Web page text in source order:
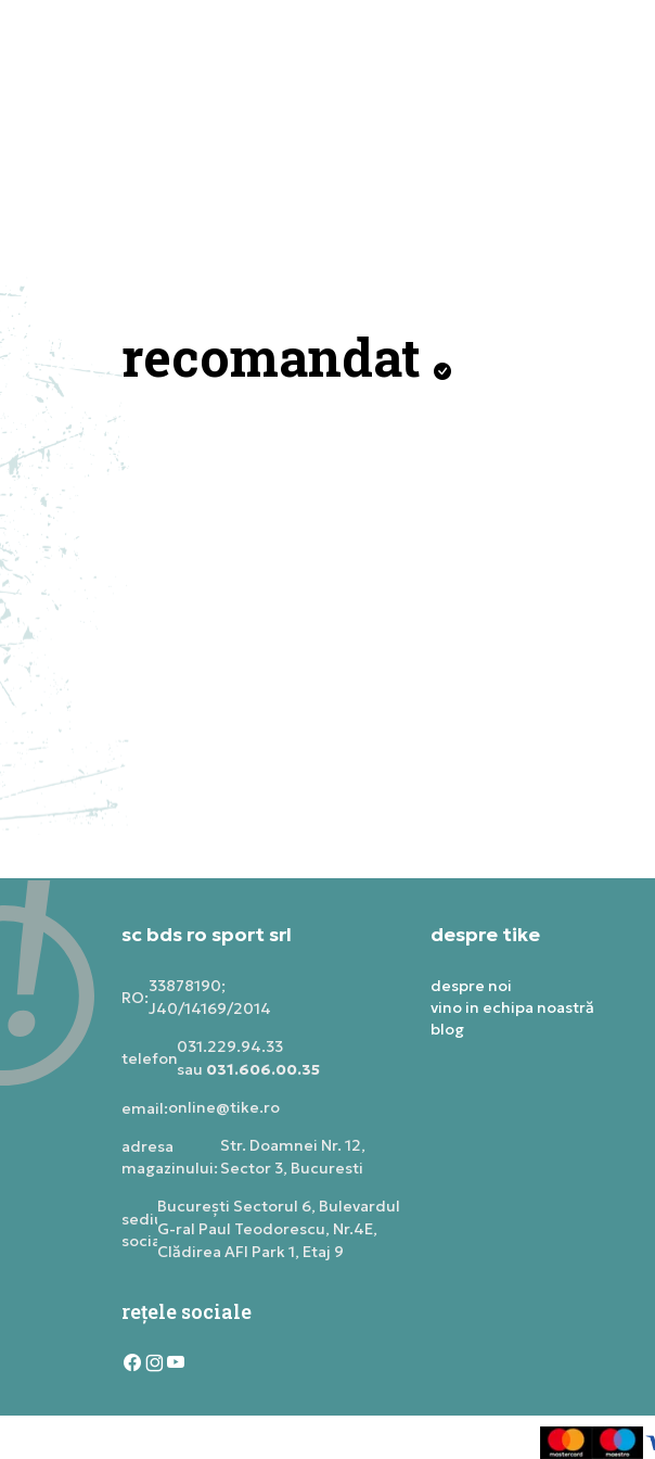
recomandat
sc bds ro sport srl
RO:
33878190;
J40/14169/2014
telefon:
031.229.94.33
sau 031.606.00.35
email:online@tike.ro
adresa
magazinului:
Str. Doamnei Nr. 12,
Sector 3, Bucuresti
sediu
social:
Bucureşti Sectorul 6, Bulevardul
G-ral Paul Teodorescu, Nr.4E,
Clădirea AFI Park 1, Etaj 9
despre tike
despre noi
vino in echipa noastră
blog
rețele sociale